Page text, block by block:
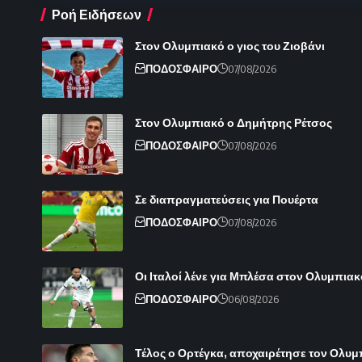
Ροή Ειδήσεων
Στον Ολυμπιακό ο γιος του Ζιοβάνι
ΠΟΔΟΣΦΑΙΡΟ 07/08/2026
Στον Ολυμπιακό ο Δημήτρης Ρέτσος
ΠΟΔΟΣΦΑΙΡΟ 07/08/2026
Σε διαπραγματεύσεις για Πουέρτα
ΠΟΔΟΣΦΑΙΡΟ 07/08/2026
Οι Ιταλοί λένε για Μπλέσα στον
ΠΟΔΟΣΦΑΙΡΟ 06/08/2026
Τέλος ο Ορτέγκα, αποχαιρέτησε τον